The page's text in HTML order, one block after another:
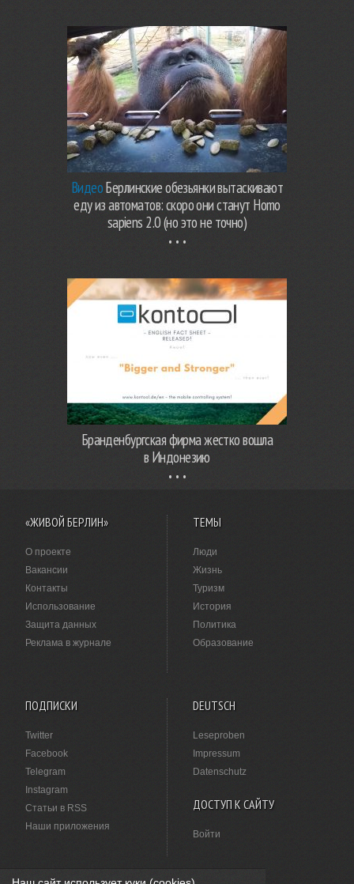
ВидеоБерлинские обезьянки вытаскивают
еду из автоматов: скоро они станут Homo
sapiens 2.0 (но это не точно)
Бранденбургская фирма жестко вошла
в Индонезию
«ЖИВОЙ БЕРЛИН»
О проекте
Вакансии
Контакты
Использование
Защита данных
Реклама в журнале
ТЕМЫ
Люди
Жизнь
Туризм
История
Политика
Образование
ПОДПИСКИ
Twitter
Facebook
Telegram
Instagram
Статьи в RSS
Наши приложения
DEUTSCH
Leseproben
Impressum
Datenschutz
ДОСТУП К САЙТУ
Войти